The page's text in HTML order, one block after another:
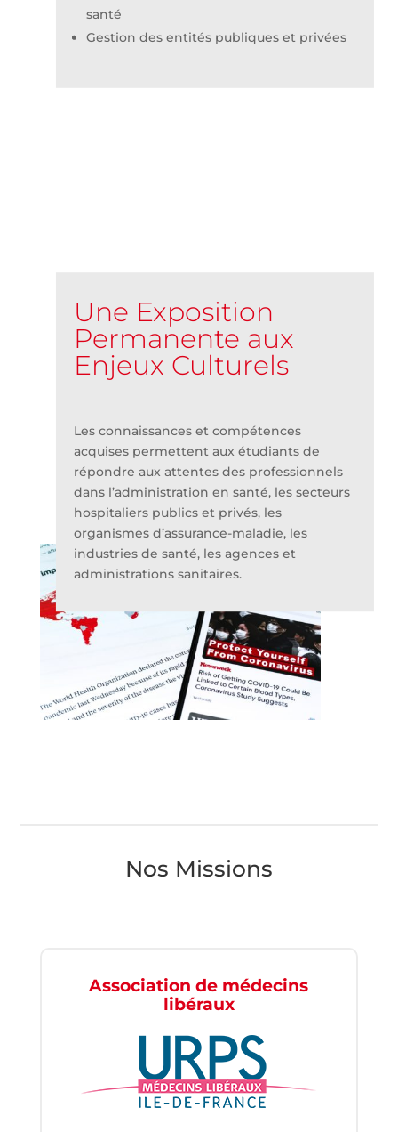
santé
Gestion des entités publiques et privées
Une Exposition
Permanente aux
Enjeux Culturels
Les connaissances et compétences
acquises permettent aux étudiants de
répondre aux attentes des professionnels
dans l’administration en santé, les secteurs
hospitaliers publics et privés, les
organismes d’assurance-maladie, les
industries de santé, les agences et
administrations sanitaires.
Nos Missions
Association de médecins
libéraux